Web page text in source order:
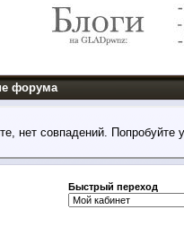
форума
нет совпадений. Попробуйте
Быстрый переход